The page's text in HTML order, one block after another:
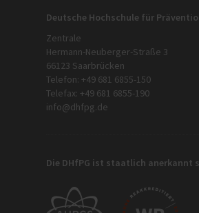
Deutsche Hochschule für
Zentrale
Hermann-Neuberger-Straße 3
66123 Saarbrücken
Telefon: +49 681 6855-150
Telefax: +49 681 6855-190
info@dhfpg.de
Die DHfPG ist staatlich anerkannt